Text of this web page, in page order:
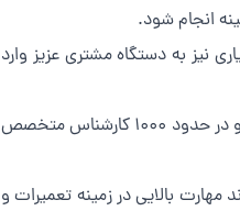
انجام شود.
نیز به دستگاه مشتری عزیز وارد
در میان تمامی این شرکت‌ها تهران سرویس آنلاین بیش از ۱۰ سال است که در زمینه تعمیرات انواع برند ماشین لباسشویی فعالیت داشته و در حدود ۱۰۰۰ کارشناس متخصص
بالایی در زمینه تعمیرات و